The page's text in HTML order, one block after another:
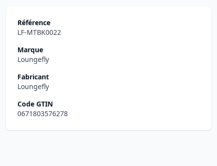
Référence
LF-MTBK0022
Marque
Loungefly
Fabricant
Loungefly
Code GTIN
0671803576278